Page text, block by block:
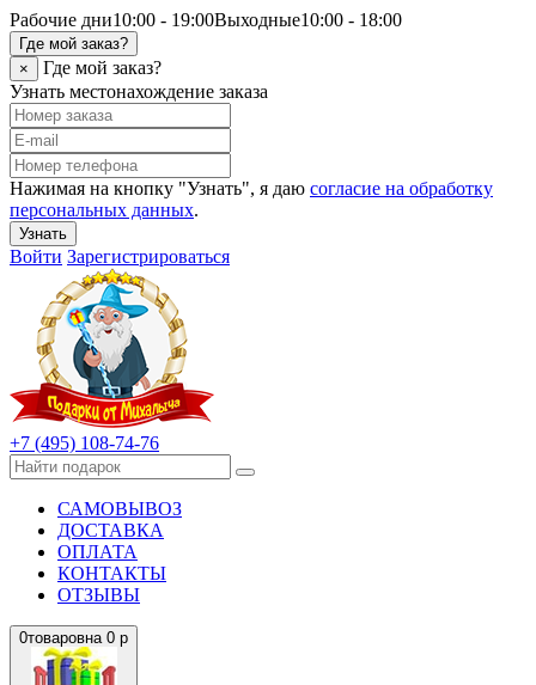
Рабочие дни10:00 - 19:00Выходные10:00 - 18:00
Где мой заказ?
×
Где мой заказ?
Узнать местонахождение заказа
Нажимая на кнопку "Узнать", я даю согласие на обработку
персональных данных.
Узнать
Войти Зарегистрироваться
+7 (495) 108-74-76
САМОВЫВОЗ
ДОСТАВКА
ОПЛАТА
КОНТАКТЫ
ОТЗЫВЫ
0товаровна 0 р